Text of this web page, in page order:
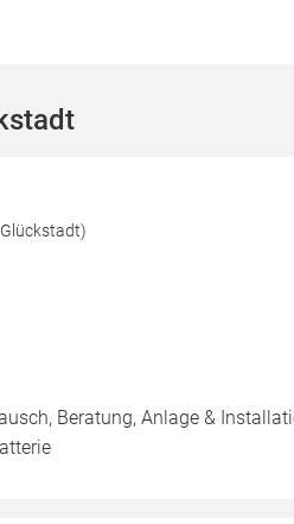
Beratung, Anlage &